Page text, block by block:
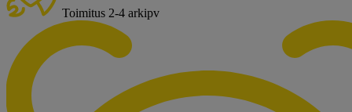
Toimitus 2-4 arkipv